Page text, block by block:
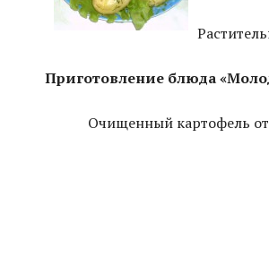
Приготовление блюда
Очищенный картофель